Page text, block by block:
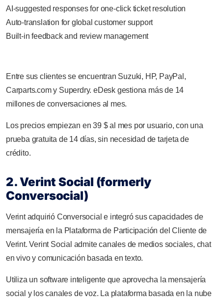
AI-suggested responses for one-click ticket resolution
Auto-translation for global customer support
Built-in feedback and review management
Entre sus clientes se encuentran Suzuki, HP, PayPal,
Carparts.com y Superdry. eDesk gestiona más de 14
millones de conversaciones al mes.
Los precios empiezan en 39 $ al mes por usuario, con una
prueba gratuita de 14 días, sin necesidad de tarjeta de
crédito.
2. Verint Social (formerly
Conversocial)
Verint adquirió Conversocial e integró sus capacidades de
mensajería en la Plataforma de Participación del Cliente de
Verint. Verint Social admite canales de medios sociales, chat
en vivo y comunicación basada en texto.
Utiliza un software inteligente que aprovecha la mensajería
social y los canales de voz. La plataforma basada en la nube